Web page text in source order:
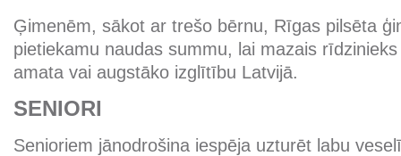
Ģimenēm, sākot ar trešo bērnu, Rīgas pilsēta
pietiekamu naudas summu, lai mazais
amata vai augstāko izglītību Latvijā.
SENIORI
Senioriem jānodrošina iespēja uzturēt labu